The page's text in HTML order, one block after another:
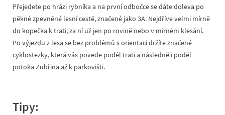
Přejedete po hrázi rybníka a na první odbočce se dáte doleva po
pěkné zpevněné lesní cestě, značené jako 3A. Nejdříve velmi mírně
do kopečka k trati, za ní už jen po rovině nebo v mírném klesání.
Po výjezdu z lesa se bez problémů s orientací držíte značené
cyklostezky, která vás povede podél trati a následně i podél
potoka Zubřina až k parkovišti.
Tipy: